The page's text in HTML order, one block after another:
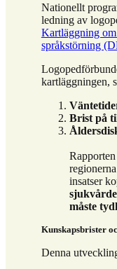
Nationellt
ledning av
Kartläggning
språkstörning
kartläggningen,
Brist på
insatser
måste
Kunskapsbrister
Denna